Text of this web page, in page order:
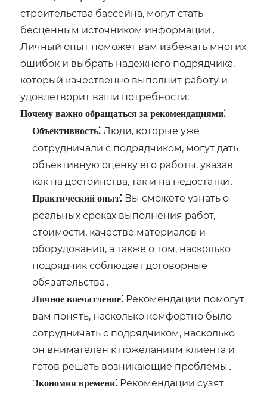
строительства бассейна, могут стать
бесценным источником информации․
Личный опыт поможет вам избежать многих
ошибок и выбрать надежного подрядчика,
который качественно выполнит работу и
удовлетворит ваши потребности;
Почему важно обращаться за рекомендациями⁚
Объективность⁚ Люди, которые уже
сотрудничали с подрядчиком, могут дать
объективную оценку его работы, указав
как на достоинства, так и на недостатки․
Практический опыт⁚ Вы сможете узнать о
реальных сроках выполнения работ,
стоимости, качестве материалов и
оборудования, а также о том, насколько
подрядчик соблюдает договорные
обязательства․
Личное впечатление⁚ Рекомендации помогут
вам понять, насколько комфортно было
сотрудничать с подрядчиком, насколько
он внимателен к пожеланиям клиента и
готов решать возникающие проблемы․
Экономия времени⁚ Рекомендации сузят